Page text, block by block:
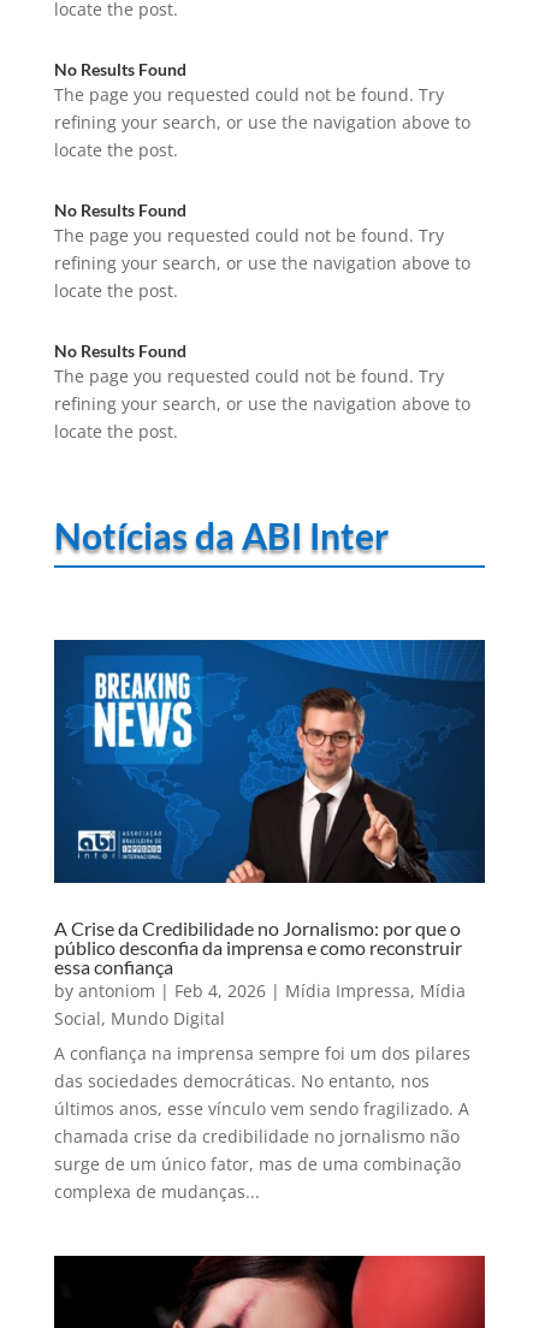
locate the post.
No Results Found
The page you requested could not be found. Try
refining your search, or use the navigation above to
locate the post.
No Results Found
The page you requested could not be found. Try
refining your search, or use the navigation above to
locate the post.
No Results Found
The page you requested could not be found. Try
refining your search, or use the navigation above to
locate the post.
Notícias da ABI Inter
A Crise da Credibilidade no Jornalismo: por que o
público desconfia da imprensa e como reconstruir
essa confiança
by antoniom | Feb 4, 2026| Mídia Impressa, Mídia
Social, Mundo Digital
A confiança na imprensa sempre foi um dos pilares
das sociedades democráticas. No entanto, nos
últimos anos, esse vínculo vem sendo fragilizado. A
chamada crise da credibilidade no jornalismo não
surge de um único fator, mas de uma combinação
complexa de mudanças...